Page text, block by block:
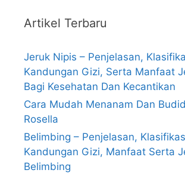
Artikel Terbaru
Jeruk Nipis – Penjelasan,
Kandungan Gizi, Serta Manfaat
Bagi Kesehatan Dan Kecantikan
Cara Mudah Menanam Dan
Rosella
Belimbing – Penjelasan,
Kandungan Gizi, Manfaat Serta
Belimbing